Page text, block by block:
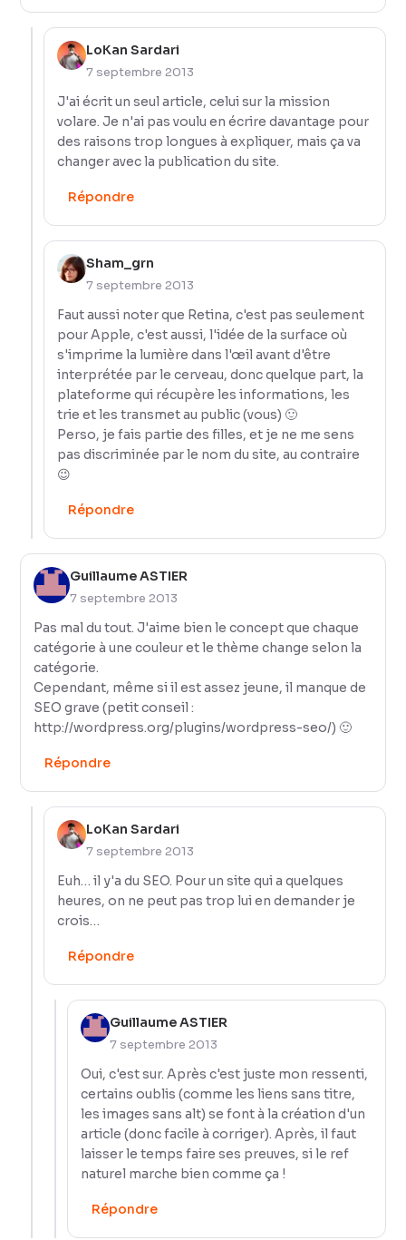
LoKan Sardari
7 septembre 2013
J'ai écrit un seul article, celui sur la mission
volare. Je n'ai pas voulu en écrire davantage pour
des raisons trop longues à expliquer, mais ça va
changer avec la publication du site.
Répondre
Sham_grn
7 septembre 2013
Faut aussi noter que Retina, c'est pas seulement
pour Apple, c'est aussi, l'idée de la surface où
s'imprime la lumière dans l'œil avant d'être
interprétée par le cerveau, donc quelque part, la
plateforme qui récupère les informations, les
trie et les transmet au public (vous) 🙂
Perso, je fais partie des filles, et je ne me sens
pas discriminée par le nom du site, au contraire
😉
Répondre
Guillaume ASTIER
7 septembre 2013
Pas mal du tout. J'aime bien le concept que chaque
catégorie à une couleur et le thème change selon la
catégorie.
Cependant, même si il est assez jeune, il manque de
SEO grave (petit conseil :
http://wordpress.org/plugins/wordpress-seo/) 🙂
Répondre
LoKan Sardari
7 septembre 2013
Euh… il y'a du SEO. Pour un site qui a quelques
heures, on ne peut pas trop lui en demander je
crois…
Répondre
Guillaume ASTIER
7 septembre 2013
Oui, c'est sur. Après c'est juste mon ressenti,
certains oublis (comme les liens sans titre,
les images sans alt) se font à la création d'un
article (donc facile à corriger). Après, il faut
laisser le temps faire ses preuves, si le ref
naturel marche bien comme ça !
Répondre